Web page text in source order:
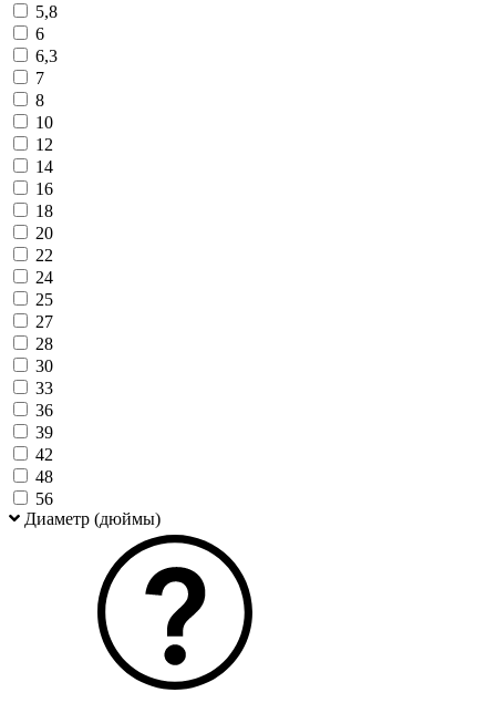
5,8
6
6,3
7
8
10
12
14
16
18
20
22
24
25
27
28
30
33
36
39
42
48
56
Диаметр (дюймы)